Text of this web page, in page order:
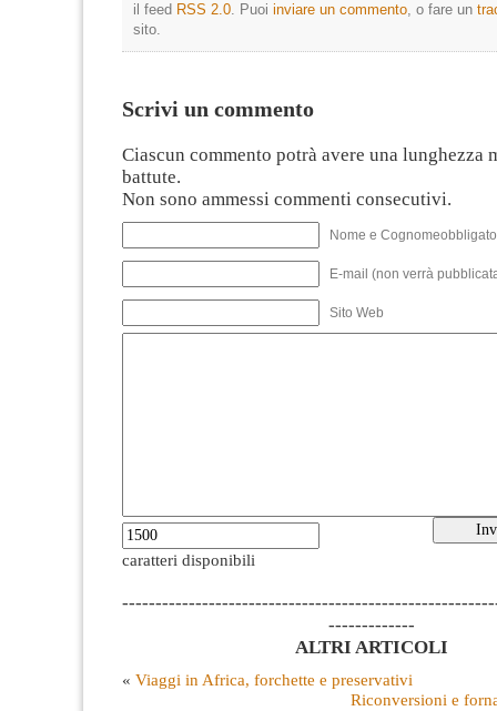
il feed RSS 2.0. Puoi inviare un commento, o fare un
sito.
Scrivi un commento
Ciascun commento potrà avere una lunghezza
battute.
Non sono ammessi commenti consecutivi.
Nome e
E-mail (non verrà
Sito Web
caratteri disponibili
-------------
ALTRI ARTICOLI
« Viaggi in Africa, forchette e preservativi
Riconversioni e